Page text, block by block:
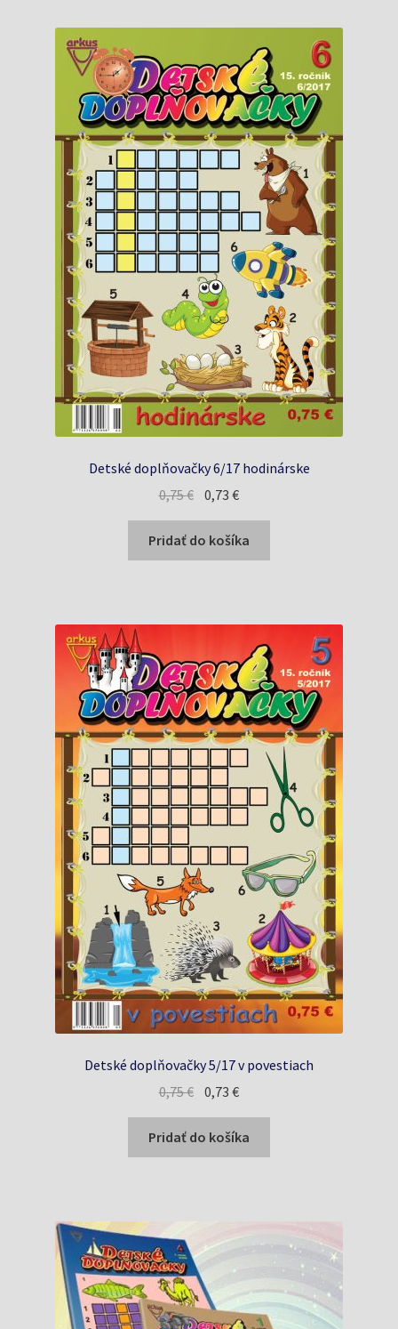
Detské doplňovačky 6/17 hodinárske
0,75€ Pôvodná
cena
bola:
0,75 €.
0,73€Aktuálna
cena
je:
0,73 €.
Pridať do košíka
Detské doplňovačky 5/17 v povestiach
0,75€ Pôvodná
cena
bola:
0,75 €.
0,73€Aktuálna
cena
je:
0,73 €.
Pridať do košíka